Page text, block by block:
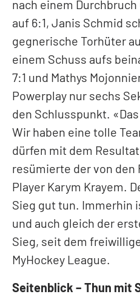
nach einem
auf 6:1, Janis Schmid
gegnerische Torhüter
einem Schuss aufs
7:1 und Mathys
Powerplay nur sechs
den Schlusspunkt.
Wir haben eine tolle
dürfen mit dem
resümierte der von den
Player Karym Krayem.
Sieg gut tun. Immerhin
und auch gleich der
Sieg, seit dem
MyHockey League.
Seitenblick – Thun mit